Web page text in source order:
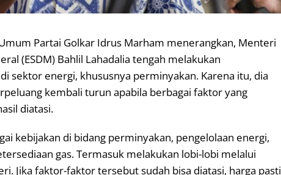
Partai Golkar Idrus Marham menerangkan, Menteri
(ESDM) Bahlil Lahadalia tengah melakukan
sektor energi, khususnya perminyakan. Karena itu, dia
kembali turun apabila berbagai faktor yang
diatasi.
kebijakan di bidang perminyakan, pengelolaan energi,
gas. Termasuk melakukan lobi-lobi melalui
Jika faktor-faktor tersebut sudah bisa diatasi, harga pasti